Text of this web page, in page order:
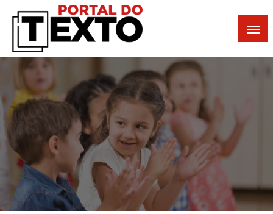
Portal dos Textos